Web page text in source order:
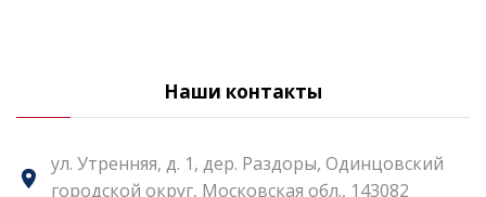
Наши контакты
ул. Утренняя, д. 1, дер. Раздоры, Одинцовский
городской округ, Московская обл., 143082